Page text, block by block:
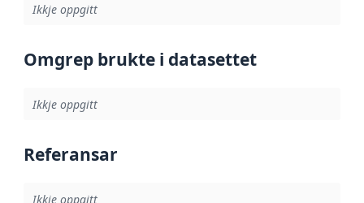
Ikkje oppgitt
Omgrep brukte i datasettet
Ikkje oppgitt
Referansar
Ikkje oppgitt